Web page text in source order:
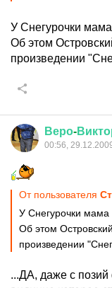
У Снегурочки
Об этом
произведении
Веро-
00:56,
От пользователя
У Снегурочки
Об этом
произведении
...ДА, даже с позий